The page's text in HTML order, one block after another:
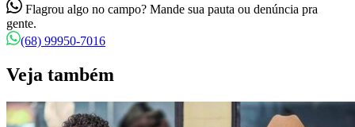
Flagrou algo no campo? Mande sua pauta ou denúncia pra
gente.
(68) 99950-7016
Veja também